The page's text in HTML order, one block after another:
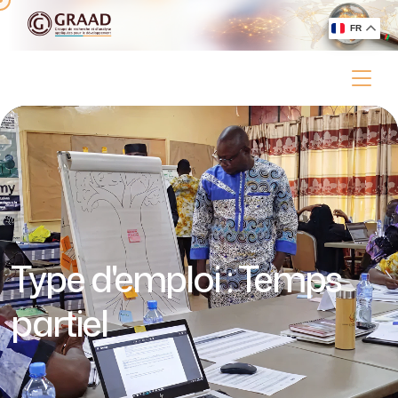
Type d'emploi :Temps
partiel
FR